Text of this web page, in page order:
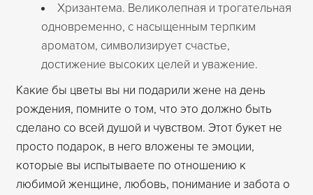
Хризантема. Великолепная и трогательная
одновременно, с насыщенным терпким
ароматом, символизирует счастье,
достижение высоких целей и уважение.
Какие бы цветы вы ни подарили жене на день
рождения, помните о том, что это должно быть
сделано со всей душой и чувством. Этот букет не
просто подарок, в него вложены те эмоции,
которые вы испытываете по отношению к
любимой женщине, любовь, понимание и забота о